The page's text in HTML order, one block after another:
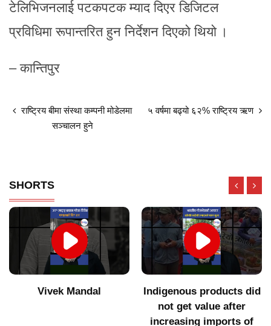
टेलिभिजनलाई पटकपटक म्याद दिएर डिजिटल
प्रविधिमा रूपान्तरित हुन निर्देशन दिएको थियो ।
– कान्तिपुर
राष्ट्रिय बीमा संस्था कम्पनी मोडेलमा
सञ्चालन हुने
५ वर्षमा बढ्यो ६२% राष्ट्रिय ऋण
SHORTS
Vivek Mandal
Indigenous products did
not get value after
increasing imports of